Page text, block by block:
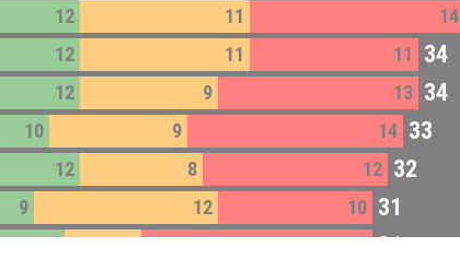
12 11 14
12 11 11 34
12 9 13 34
10 9 14 33
12 8 12 32
9 12 10 31
11 5 15 31